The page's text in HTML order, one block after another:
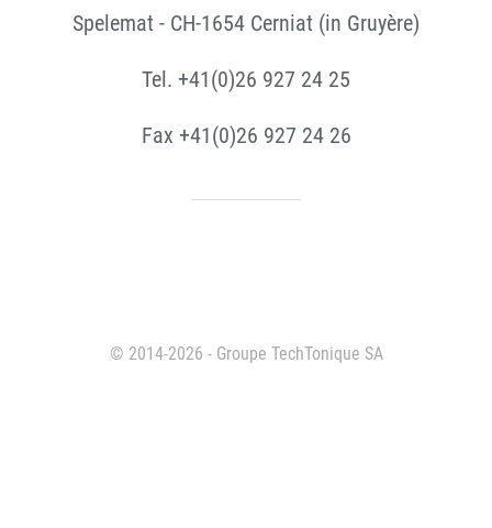
Spelemat - CH-1654 Cerniat (in Gruyère)
Tel. +41(0)26 927 24 25
Fax +41(0)26 927 24 26
© 2014-2026 - Groupe TechTonique SA